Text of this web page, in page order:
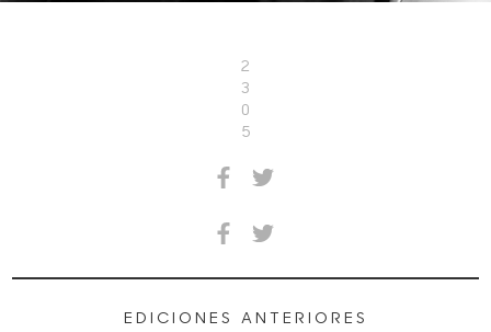
2
3
0
5
EDICIONES ANTERIORES